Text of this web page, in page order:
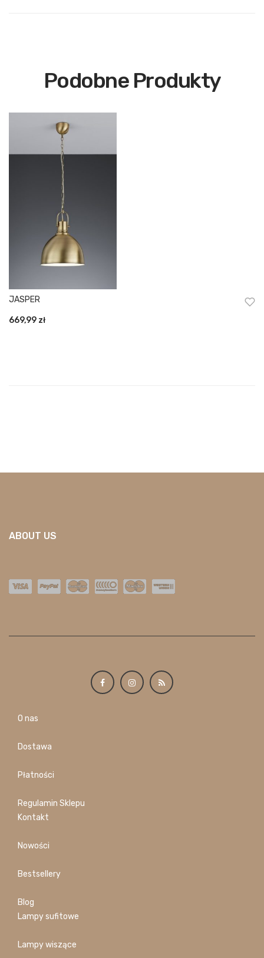
Podobne Produkty
JASPER
669,99 zł
ABOUT US
O nas
Dostawa
Płatności
Regulamin Sklepu
Kontakt
Nowości
Bestsellery
Blog
Lampy sufitowe
Lampy wiszące